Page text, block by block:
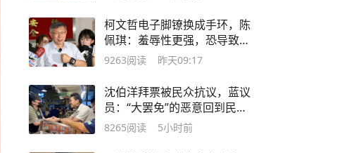
柯文哲电子脚镣换成手环，陈
佩琪：羞辱性更强，恐导致皮
肤溃烂
9263阅读 昨天09:17
沈伯洋拜票被民众抗议，蓝议
员：“大罢免”的恶意回到民进
党身上
8265阅读 5小时前